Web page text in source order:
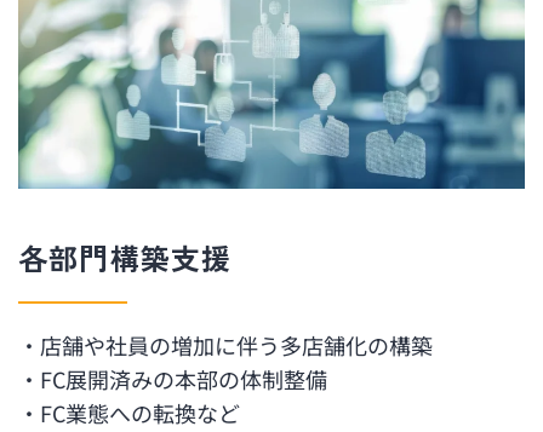
各部門構築支援
・店舗や社員の増加に伴う多店舗化の構築
・FC展開済みの本部の体制整備
・FC業態への転換など